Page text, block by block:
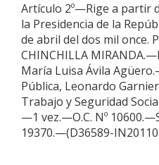
Artículo 2º—Rige a partir
la Presidencia de la
de abril del dos mil once.
CHINCHILLA
María Luisa Ávila
Pública, Leonardo
Trabajo y Seguridad
—1 vez.—O.C. Nº
19370.—(D36589-